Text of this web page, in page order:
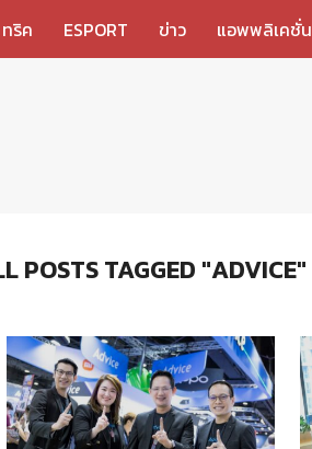
ริค ESPORT ข่าว แอพพลิเคชั่น
POSTS TAGGED "ADVICE"